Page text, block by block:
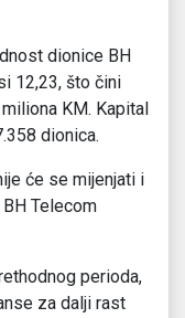
dionice BH
12,23, što čini
KM. Kapital
dionica.
će se mijenjati i
Telecom
perioda,
za dalji rast